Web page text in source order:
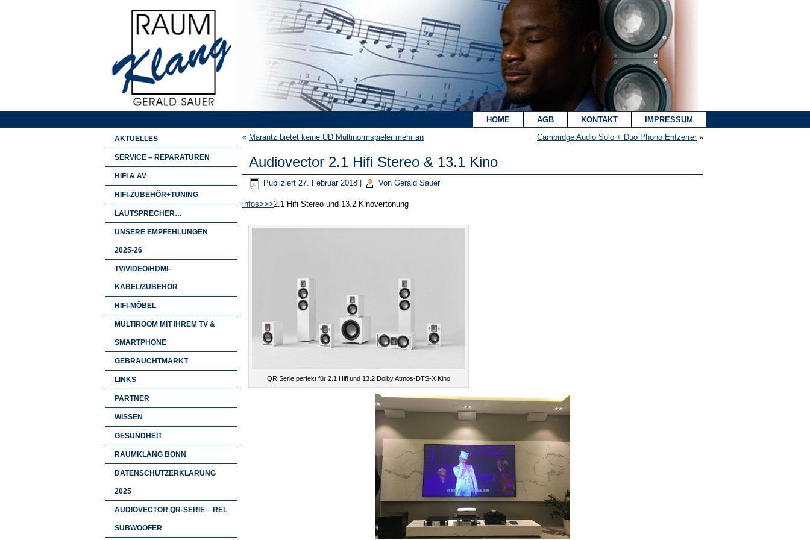
HOME AGB KONTAKT IMPRESSUM
`
AKTUELLES
SERVICE – REPARATUREN
HIFI & AV
HIFI-ZUBEHÖR+TUNING
LAUTSPRECHER…
UNSERE EMPFEHLUNGEN
2025-26
TV/VIDEO/HDMI-
KABEL/ZUBEHÖR
HIFI-MÖBEL
MULTIROOM MIT IHREM TV &
SMARTPHONE
GEBRAUCHTMARKT
LINKS
PARTNER
WISSEN
GESUNDHEIT
RAUMKLANG BONN
DATENSCHUTZERKLÄRUNG
2025
AUDIOVECTOR QR-SERIE – REL
SUBWOOFER
« Marantz bietet keine UD Multinormspieler mehr an Cambridge Audio Solo + Duo Phono Entzerrer»
Audiovector 2.1 Hifi Stereo & 13.1 Kino
Publiziert 27. Februar 2018 Von Gerald Sauer
infos>>>2.1 Hifi Stereo und 13.2 Kinovertonung
QR Serie perfekt für 2.1 Hifi und 13.2 Dolby Atmos-DTS-X Kino